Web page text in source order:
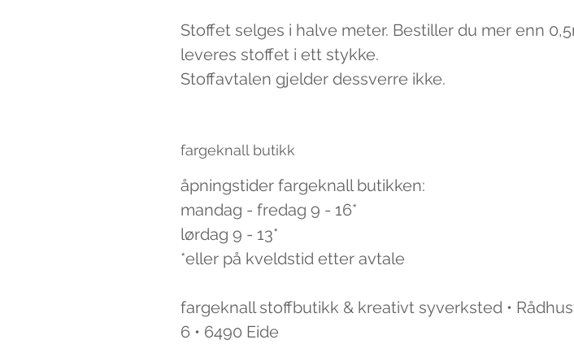
Stoffet selges i halve meter. Bestiller du mer enn
leveres stoffet i ett stykke.
Stoffavtalen gjelder dessverre ikke.
fargeknall butikk
åpningstider fargeknall butikken:
mandag - fredag 9 - 16*
lørdag 9 - 13*
*eller på kveldstid etter avtale
fargeknall stoffbutikk & kreativt syverksted •
6 • 6490 Eide